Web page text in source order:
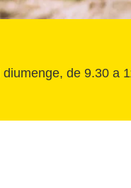
de 9.30 a